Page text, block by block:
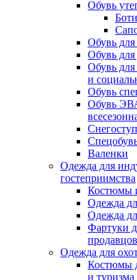
Обувь
Обувь
Обувь для
Обувь
и
Обувь
Обувь
Валенки
Одежда для
гостеприимства
Костюмы
Одежда
Одежда
Фартуки
Одежда для
Костюмы
и туризма